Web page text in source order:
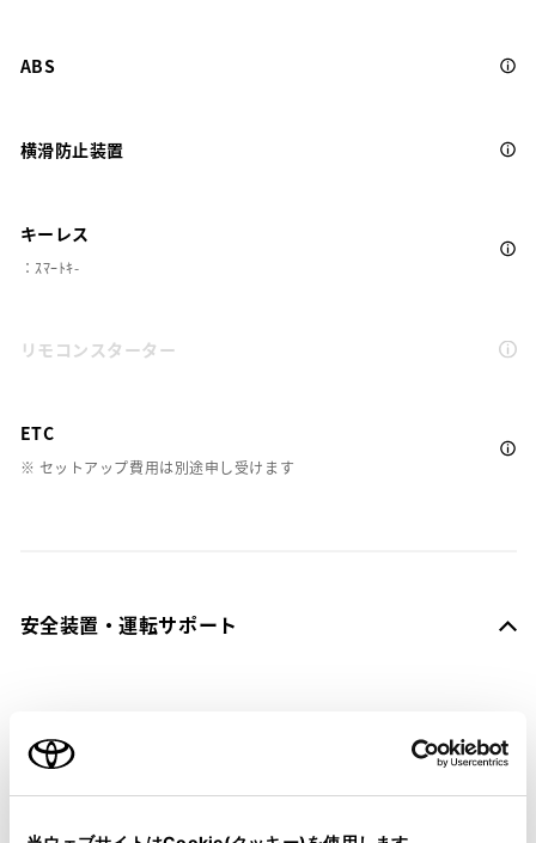
ABS
横滑防止装置
キーレス
：ｽﾏｰﾄｷ-
リモコンスターター
ETC
※ セットアップ費用は別途申し受けます
安全装置・運転サポート
サポカーS
衝突被害軽減ブレーキ